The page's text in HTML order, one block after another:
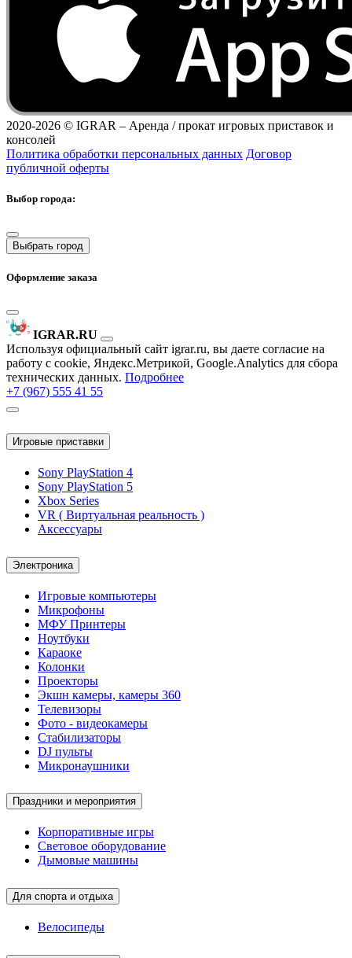
2020-2026 © IGRAR – Аренда / прокат игровых приставок и
консолей
Политика обработки персональных данных Договор
публичной оферты
Выбор города:
Выбрать город
Оформление заказа
IGRAR.RU
Используя официальный сайт igrar.ru, вы даете согласие на
работу с cookie, Яндекс.Метрикой, Google.Analytics для сбора
технических данных. Подробнее
+7 (967) 555 41 55
Игровые приставки
Sony PlayStation 4
Sony PlayStation 5
Xbox Series
VR ( Виртуальная реальность )
Аксессуары
Электроника
Игровые компьютеры
Микрофоны
МФУ Принтеры
Ноутбуки
Караоке
Колонки
Проекторы
Экшн камеры, камеры 360
Телевизоры
Фото - видеокамеры
Стабилизаторы
DJ пульты
Микронаушники
Праздники и мероприятия
Корпоративные игры
Световое оборудование
Дымовые машины
Для спорта и отдыха
Велосипеды